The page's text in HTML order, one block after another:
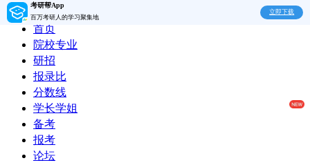
考研帮App
百万考研人的学习聚集地
立即下载
首页
院校专业
研招
报录比
分数线
学长学姐
备考
报考
论坛